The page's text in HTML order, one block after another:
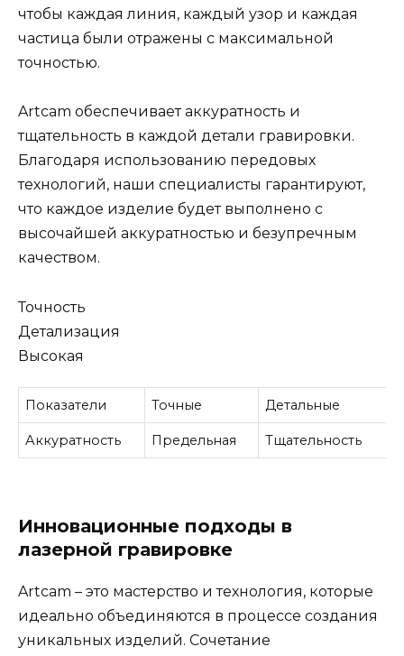
чтобы каждая линия, каждый узор и каждая
частица были отражены с максимальной
точностью.
Artcam обеспечивает аккуратность и
тщательность в каждой детали гравировки.
Благодаря использованию передовых
технологий, наши специалисты гарантируют,
что каждое изделие будет выполнено с
высочайшей аккуратностью и безупречным
качеством.
Точность
Детализация
Высокая
Показатели Точные Детальные
Аккуратность Предельная Тщательность
Инновационные подходы в
лазерной гравировке
Artcam – это мастерство и технология, которые
идеально объединяются в процессе создания
уникальных изделий. Сочетание